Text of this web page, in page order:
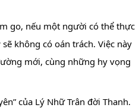
go, nếu một người có thể thực
không có oán trách. Việc này
mới, cùng những hy vọng
của Lý Nhữ Trân đời Thanh.